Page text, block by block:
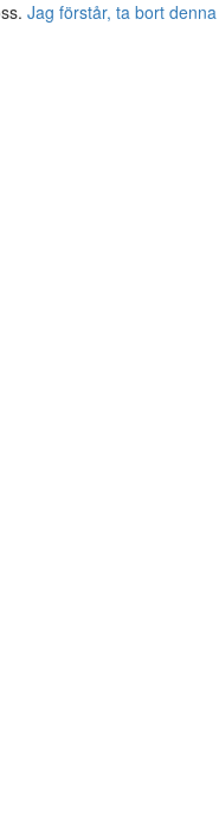
Jag förstår, ta bort